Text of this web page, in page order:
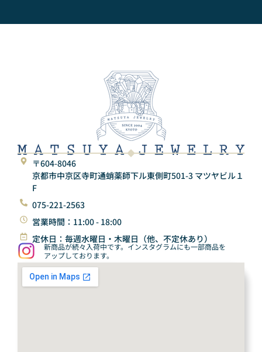
〒604-8046
京都市中京区寺町通蛸薬師下ル東側町501-3 マツヤビル１
F
075-221-2563
営業時間：11:00 - 18:00
定休日：毎週水曜日・木曜日（他、不定休あり）
新商品が続々入荷中です。インスタグラムにも一部商品を
アップしております。